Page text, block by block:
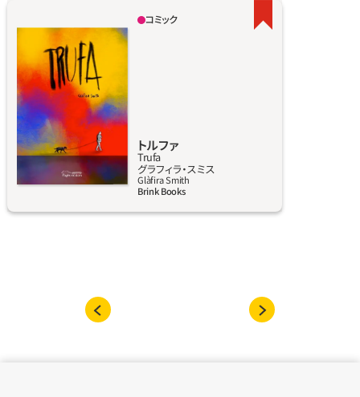
犬の色の見方は私たちと異なり、世界の捉え方
も違っている。彼らの視線はより強く、共感的
で、寛大だ。黒いラブラドール犬、トルファの目
を通して、働き者だが感情的には淡白な父親、
ホセ・ルイスの家族の日常が描かれる。愛する
ということの様々な形を描いた物語であり、老
いた夫婦、病気の母親、そして冷淡な父親の沈
黙を破ろうとする娘という、繊細な家族の記録
でもある。
詳しく見る
コミック
トルファ
Trufa
グラフィラ・スミス
Glàfira Smith
Brink Books